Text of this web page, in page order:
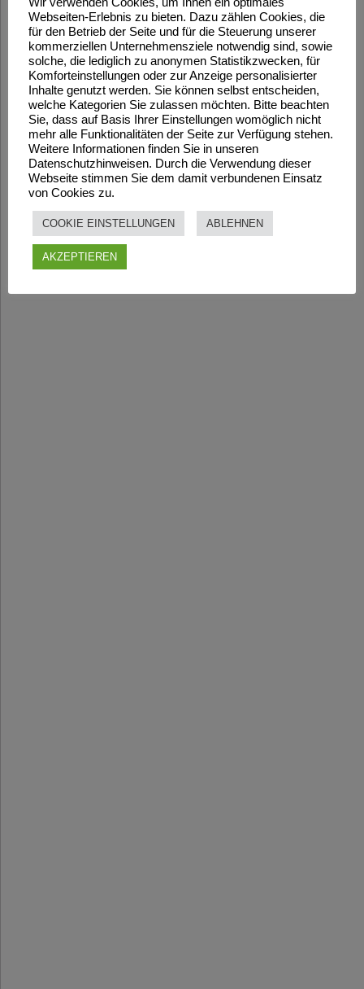
Webseiten-Erlebnis zu bieten. Dazu zählen Cookies, die
für den Betrieb der Seite und für die Steuerung unserer
kommerziellen Unternehmensziele notwendig sind, sowie
solche, die lediglich zu anonymen Statistikzwecken, für
Komforteinstellungen oder zur Anzeige personalisierter
Inhalte genutzt werden. Sie können selbst entscheiden,
welche Kategorien Sie zulassen möchten. Bitte beachten
Sie, dass auf Basis Ihrer Einstellungen womöglich nicht
mehr alle Funktionalitäten der Seite zur Verfügung stehen.
Weitere Informationen finden Sie in unseren
Datenschutzhinweisen. Durch die Verwendung dieser
Webseite stimmen Sie dem damit verbundenen Einsatz
von Cookies zu.
COOKIE EINSTELLUNGEN ABLEHNEN
AKZEPTIEREN